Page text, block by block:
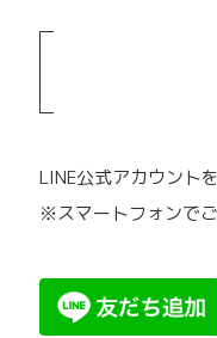
ー
ジ
送
り
LINE公式アカウント
※スマートフォンで